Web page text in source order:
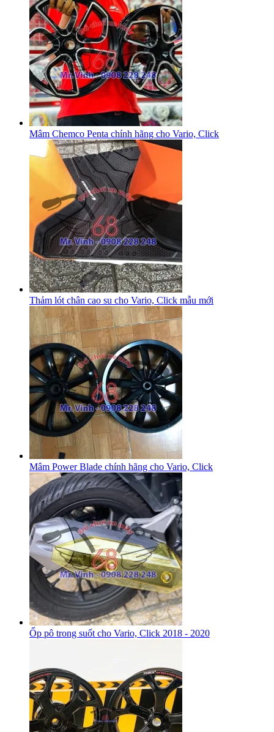
Mâm Chemco Penta chính hãng cho Vario, Click
Thảm lót chân cao su cho Vario, Click mẫu mới
Mâm Power Blade chính hãng cho Vario, Click
Ốp pô trong suốt cho Vario, Click 2018 - 2020